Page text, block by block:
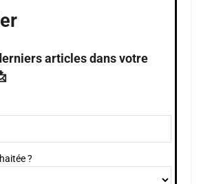
articles dans votre
?